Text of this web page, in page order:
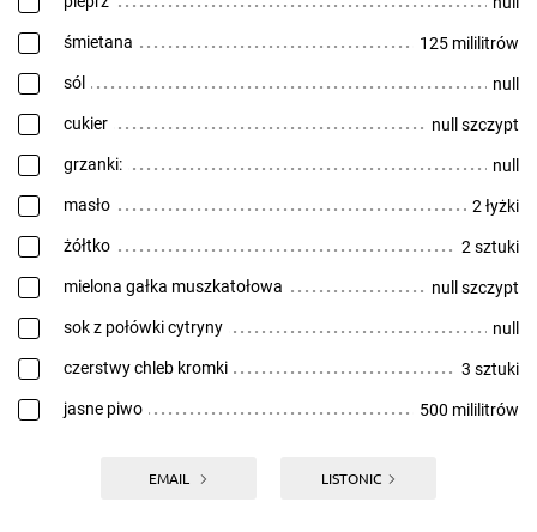
śmietana 125 mililitrów
sól null
cukier null szczypt
grzanki: null
masło 2 łyżki
żółtko 2 sztuki
mielona gałka muszkatołowa null szczypt
sok z połówki cytryny null
czerstwy chleb kromki 3 sztuki
jasne piwo 500 mililitrów
EMAIL LISTONIC